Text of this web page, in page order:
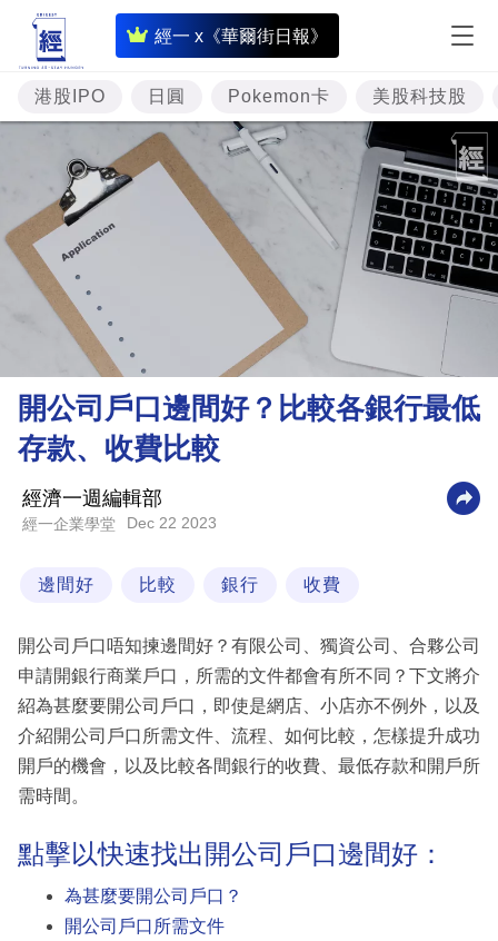
經一 x《華爾街日報》
即
時
財
經
專
理
財
商
業
科
生
活
時
事
欄
訂
閱
港股IPO 日圓 Pokemon卡 美股科技股
開公司戶口邊間好？比較各銀行最低
存款、收費比較
經濟一週編輯部
經一企業學堂 Dec 22 2023
邊間好 比較 銀行 收費
開公司戶口唔知揀邊間好？有限公司、獨資公司、合夥公司
申請開銀行商業戶口，所需的文件都會有所不同？下文將介
紹為甚麼要開公司戶口，即使是網店、小店亦不例外，以及
介紹開公司戶口所需文件、流程、如何比較，怎樣提升成功
開戶的機會，以及比較各間銀行的收費、最低存款和開戶所
需時間。
點擊以快速找出開公司戶口邊間好：
為甚麼要開公司戶口？
開公司戶口所需文件